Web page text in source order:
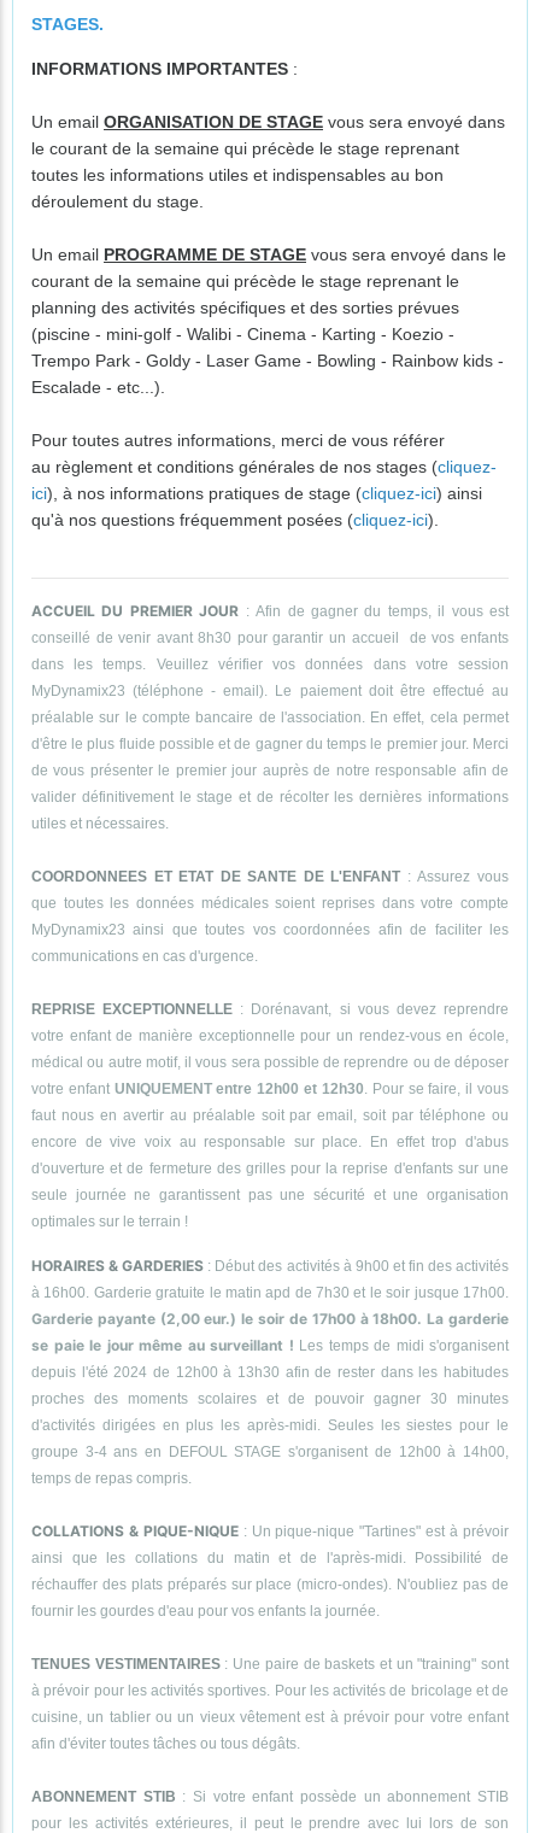
STAGES.
INFORMATIONS IMPORTANTES :
Un email ORGANISATION DE STAGE vous sera envoyé dans
le courant de la semaine qui précède le stage reprenant
toutes les informations utiles et indispensables au bon
déroulement du stage.
Un email PROGRAMME DE STAGE vous sera envoyé dans le
courant de la semaine qui précède le stage reprenant le
planning des activités spécifiques et des sorties prévues
(piscine - mini-golf - Walibi - Cinema - Karting - Koezio -
Trempo Park - Goldy - Laser Game - Bowling - Rainbow kids -
Escalade - etc...).
Pour toutes autres informations, merci de vous référer
au règlement et conditions générales de nos stages (cliquez-
ici), à nos informations pratiques de stage (cliquez-ici) ainsi
qu'à nos questions fréquemment posées (cliquez-ici).
ACCUEIL DU PREMIER JOUR : Afin de gagner du temps, il vous est
conseillé de venir avant 8h30 pour garantir un accueil de vos enfants
dans les temps. Veuillez vérifier vos données dans votre session
MyDynamix23 (téléphone - email). Le paiement doit être effectué au
préalable sur le compte bancaire de l'association. En effet, cela permet
d'être le plus fluide possible et de gagner du temps le premier jour. Merci
de vous présenter le premier jour auprès de notre responsable afin de
valider définitivement le stage et de récolter les dernières informations
utiles et nécessaires.
COORDONNEES ET ETAT DE SANTE DE L'ENFANT: Assurez vous
que toutes les données médicales soient reprises dans votre compte
MyDynamix23 ainsi que toutes vos coordonnées afin de faciliter les
communications en cas d'urgence.
REPRISE EXCEPTIONNELLE : Dorénavant, si vous devez reprendre
votre enfant de manière exceptionnelle pour un rendez-vous en école,
médical ou autre motif, il vous sera possible de reprendre ou de déposer
votre enfant UNIQUEMENT entre 12h00 et 12h30. Pour se faire, il vous
faut nous en avertir au préalable soit par email, soit par téléphone ou
encore de vive voix au responsable sur place. En effet trop d'abus
d'ouverture et de fermeture des grilles pour la reprise d'enfants sur une
seule journée ne garantissent pas une sécurité et une organisation
optimales sur le terrain !
HORAIRES & GARDERIES : Début des activités à 9h00 et fin des activités
à 16h00. Garderie gratuite le matin apd de 7h30 et le soir jusque 17h00.
Garderie payante (2,00 eur.) le soir de 17h00 à 18h00. La garderie
se paie le jour même au surveillant ! Les temps de midi s'organisent
depuis l'été 2024 de 12h00 à 13h30 afin de rester dans les habitudes
proches des moments scolaires et de pouvoir gagner 30 minutes
d'activités dirigées en plus les après-midi. Seules les siestes pour le
groupe 3-4 ans en DEFOUL STAGE s'organisent de 12h00 à 14h00,
temps de repas compris.
COLLATIONS & PIQUE-NIQUE: Un pique-nique "Tartines" est à prévoir
ainsi que les collations du matin et de l'après-midi. Possibilité de
réchauffer des plats préparés sur place (micro-ondes). N'oubliez pas de
fournir les gourdes d'eau pour vos enfants la journée.
TENUES VESTIMENTAIRES: Une paire de baskets et un "training" sont
à prévoir pour les activités sportives. Pour les activités de bricolage et de
cuisine, un tablier ou un vieux vêtement est à prévoir pour votre enfant
afin d'éviter toutes tâches ou tous dégâts.
ABONNEMENT STIB : Si votre enfant possède un abonnement STIB
pour les activités extérieures, il peut le prendre avec lui lors de son